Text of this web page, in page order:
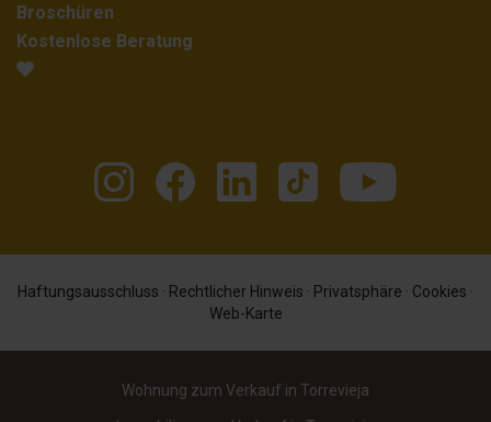
Broschüren
Kostenlose Beratung
Haftungsausschluss · Rechtlicher Hinweis · Privatsphäre · Cookies ·
Web-Karte
Wohnung zum Verkauf in Torrevieja